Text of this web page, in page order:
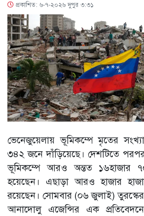
প্রকাশিত: ৬-৭-২০২৬ দুপুর ৩:৩১
ভেনেজুয়েলায় ভূমিকম্পে মৃতের
৩৪২ জনে দাঁড়িয়েছে। দেশটিতে
ভূমিকম্পে আরও অন্তত ১৬হাজার
হয়েছেন। এছাড়া আরও হাজার
রয়েছেন। সোমবার (০৬ জুলাই) তুরস্কের
আনাদোলু এজেন্সির এক